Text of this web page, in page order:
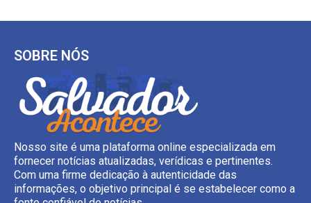
SOBRE NÓS
Nosso site é uma plataforma online especializada em
fornecer notícias atualizadas, verídicas e pertinentes.
Com uma firme dedicação à autenticidade das
informações, o objetivo principal é se estabelecer como a